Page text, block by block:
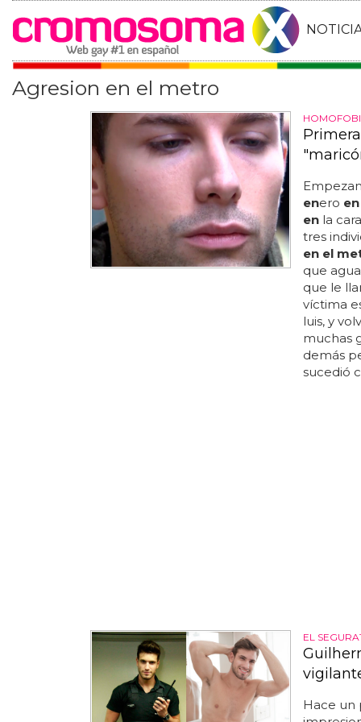
Agresion en el metro
enero
enla
tres
en el
que
que le
víctima
luis, y
muchas
demás
sucedió
EL
Hace un